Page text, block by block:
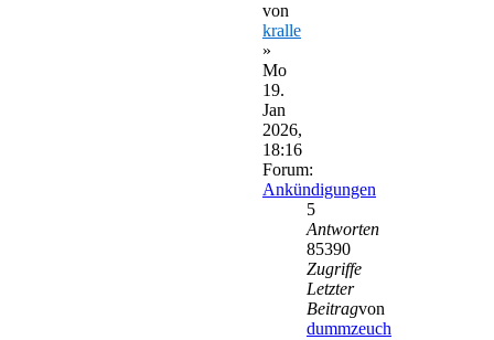
von
kralle
»
Mo
19.
Jan
2026,
18:16
Forum:
Ankündigungen
5
Antworten
85390
Zugriffe
Letzter
Beitragvon
dummzeuch